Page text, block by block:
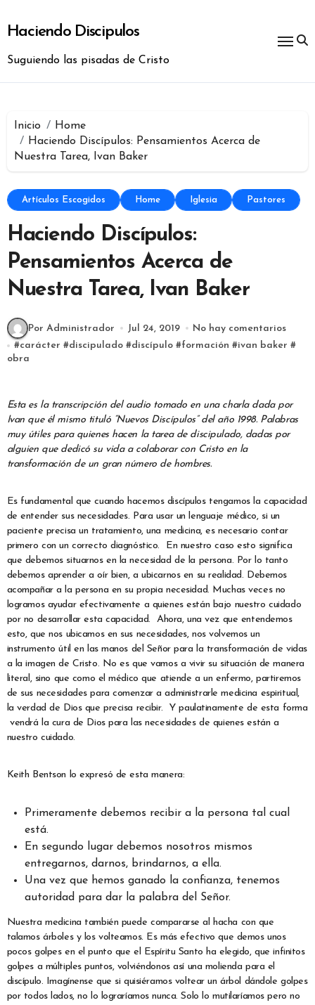
contenido
Haciendo Discipulos
Suguiendo las pisadas de Cristo
Inicio
Home
Haciendo Discípulos: Pensamientos Acerca de
Nuestra Tarea, Ivan Baker
Artículos Escogidos Home Iglesia Pastores
Haciendo Discípulos:
Pensamientos Acerca de
Nuestra Tarea, Ivan Baker
Por Administrador Jul 24, 2019
No hay comentarios
#carácter #discipulado #discípulo #formación #ivan baker #
obra
Esta es la transcripción del audio tomado en una charla dada por
Ivan que él mismo tituló “Nuevos Discípulos” del año 1998. Palabras
muy útiles para quienes hacen la tarea de discipulado, dadas por
alguien que dedicó su vida a colaborar con Cristo en la
transformación de un gran número de hombres.
Es fundamental que cuando hacemos discípulos tengamos la capacidad
de entender sus necesidades. Para usar un lenguaje médico, si un
paciente precisa un tratamiento, una medicina, es necesario contar
primero con un correcto diagnóstico. En nuestro caso esto significa
que debemos situarnos en la necesidad de la persona. Por lo tanto
debemos aprender a oír bien, a ubicarnos en su realidad. Debemos
acompañar a la persona en su propia necesidad. Muchas veces no
logramos ayudar efectivamente a quienes están bajo nuestro cuidado
por no desarrollar esta capacidad. Ahora, una vez que entendemos
esto, que nos ubicamos en sus necesidades, nos volvemos un
instrumento útil en las manos del Señor para la transformación de vidas
a la imagen de Cristo. No es que vamos a vivir su situación de manera
literal, sino que como el médico que atiende a un enfermo, partiremos
de sus necesidades para comenzar a administrarle medicina espiritual,
la verdad de Dios que precisa recibir. Y paulatinamente de esta forma
vendrá la cura de Dios para las necesidades de quienes están a
nuestro cuidado.
Keith Bentson lo expresó de esta manera:
Primeramente debemos recibir a la persona tal cual
está.
En segundo lugar debemos nosotros mismos
entregarnos, darnos, brindarnos, a ella.
Una vez que hemos ganado la confianza, tenemos
autoridad para dar la palabra del Señor.
Nuestra medicina también puede compararse al hacha con que
talamos árboles y los volteamos. Es más efectivo que demos unos
pocos golpes en el punto que el Espíritu Santo ha elegido, que infinitos
golpes a múltiples puntos, volviéndonos así una molienda para el
discípulo. Imagínense que si quisiéramos voltear un árbol dándole golpes
por todos lados, no lo lograríamos nunca. Solo lo mutilaríamos pero no